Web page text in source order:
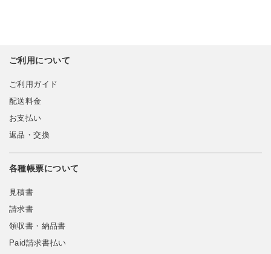
ご利用について
ご利用ガイド
配送料金
お支払い
返品・交換
各種帳票について
見積書
請求書
領収書・納品書
Paid請求書払い